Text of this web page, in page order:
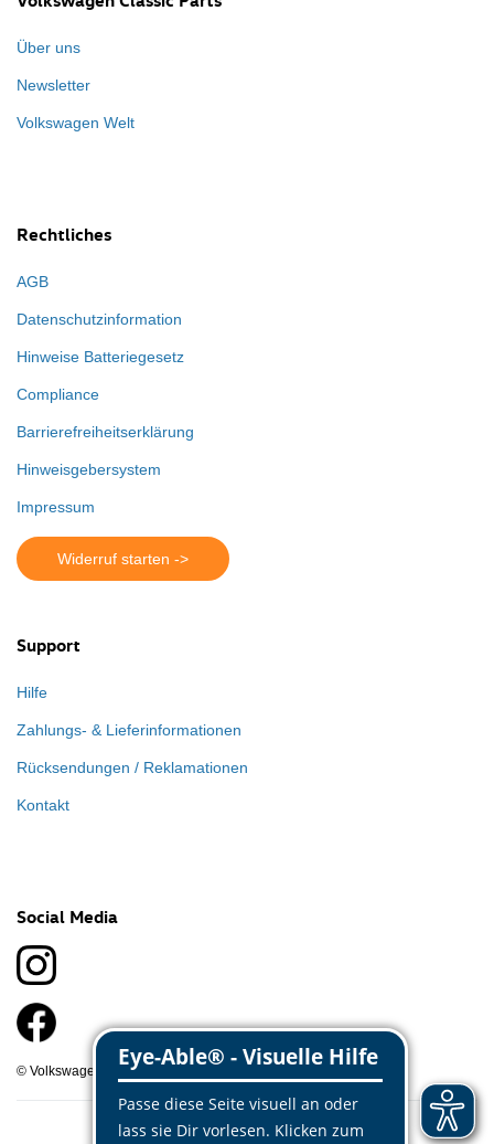
Über uns
Newsletter
Volkswagen Welt
Rechtliches
AGB
Datenschutzinformation
Hinweise Batteriegesetz
Compliance
Barrierefreiheitserklärung
Hinweisgebersystem
Impressum
Widerruf starten ->
Support
Hilfe
Zahlungs- & Lieferinformationen
Rücksendungen / Reklamationen
Kontakt
Social Media
© Volkswagen Classic Parts 2026